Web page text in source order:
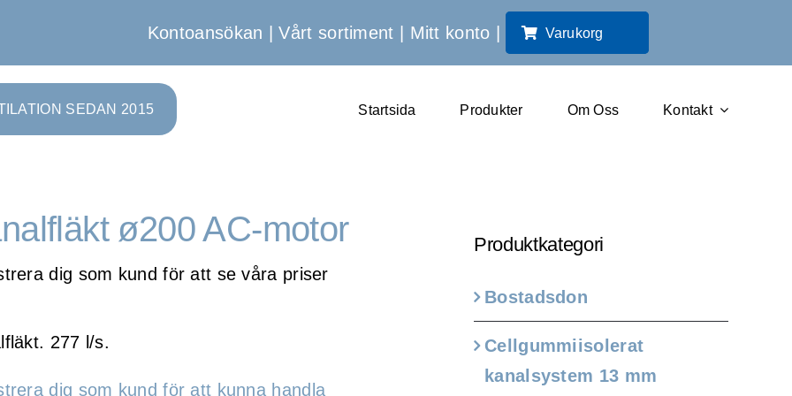
Kontoansökan |Vårt sortiment Mitt konto Varukorg
SEDAN 2015 Startsida Produkter Om Oss Kontakt
ø200 AC-motor
dig som kund för att se våra priser
277 l/s.
dig som kund för att kunna handla
Produktkategori
Bostadsdon
Cellgummiisolerat
kanalsystem 13 mm